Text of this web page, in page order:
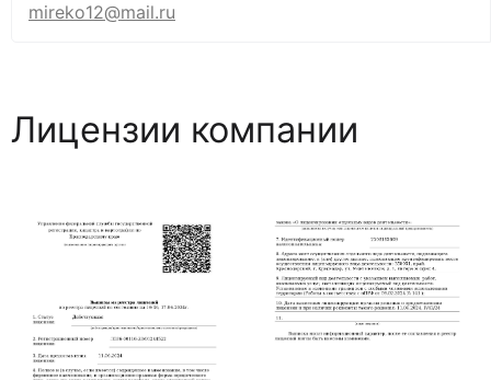
mireko12@mail.ru
Лицензии компании